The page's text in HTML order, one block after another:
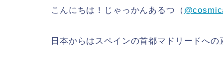
こんにちは！じゃっかんあるつ（
日本からはスペインの首都マドリードへ